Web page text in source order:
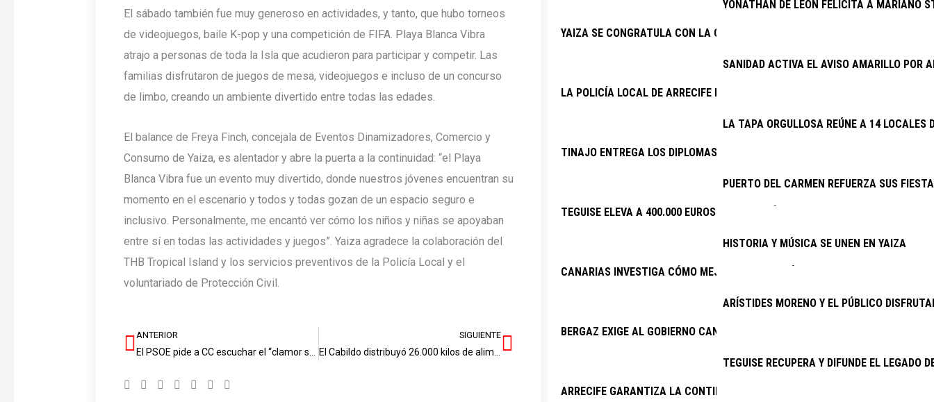
El sábado también fue muy generoso en actividades, y tanto, que hubo torneos
de videojuegos, baile K-pop y una competición de FIFA. Playa Blanca Vibra
atrajo a personas de toda la Isla que acudieron para participar y competir. Las
familias disfrutaron de juegos de mesa, videojuegos e incluso de un concurso
de limbo, creando un ambiente divertido entre todas las edades.
El balance de Freya Finch, concejala de Eventos Dinamizadores, Comercio y
Consumo de Yaiza, es alentador y abre la puerta a la continuidad: “el Playa
Blanca Vibra fue un evento muy divertido, donde nuestros jóvenes encuentran su
momento en el escenario y todos y todas gozan de un espacio seguro e
inclusivo. Personalmente, me encantó ver cómo los niños y niñas se apoyaban
entre sí en todas las actividades y juegos”. Yaiza agradece la colaboración del
THB Tropical Island y los servicios preventivos de la Policía Local y el
voluntariado de Protección Civil.
Ant
ANTERIOR SIGUIENTESiguiente
YAIZA SE CONGRATULA CON LA CONTINUIDAD DEL PROYECTO DE
LA POLICÍA LOCAL DE ARRECIFE DETIENE A DOS VARONES POR PRESUNTO
TINAJO ENTREGA LOS DIPLOMAS DE LA ESCUELA DE CUIDADOS
TEGUISE ELEVA A 400.000 EUROS LA INVERSIÓN EN PLANES DE EMPLEO
CANARIAS INVESTIGA CÓMO MEJORAR EL PRONÓSTICO DEL TRASPLANTE
BERGAZ EXIGE AL GOBIERNO CANARIO ENMENDAR EL ERROR DE 2025 Y
ARRECIFE GARANTIZA LA CONTINUIDAD DE LA LIMPIEZA VIARIA Y LA
YONATHAN DE LEÓN FELICITA A MARIANO
SANIDAD ACTIVA EL AVISO AMARILLO POR
LA TAPA ORGULLOSA REÚNE A 14 LOCALES
PUERTO DEL CARMEN REFUERZA SUS
HISTORIA Y MÚSICA SE UNEN EN YAIZA
ARÍSTIDES MORENO Y EL PÚBLICO
TEGUISE RECUPERA Y DIFUNDE EL